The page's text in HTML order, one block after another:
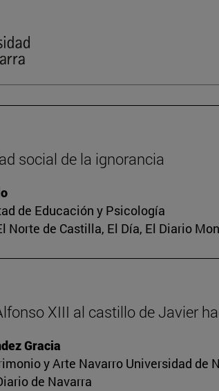
social de la ignorancia
de Educación y Psicología
Norte de Castilla, El Día, El Diario
XIII al castillo de Javier
Gracia
y Arte Navarro Universidad de
de Navarra